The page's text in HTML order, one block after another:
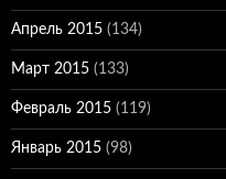
Апрель 2015 (134)
Март 2015 (133)
Февраль 2015 (119)
Январь 2015 (98)